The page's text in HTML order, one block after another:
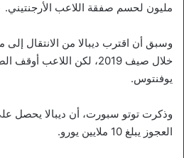
مليون لحسم صفقة اللاعب الأرجنتيني.
وسبق أن اقترب ديبالا من الانتقال إلى
خلال صيف 2019، لكن اللاعب
يوفنتوس.
وذكرت توتو سبورت، أن ديبالا يحصل
العجوز يبلغ 10 ملايين يورو.